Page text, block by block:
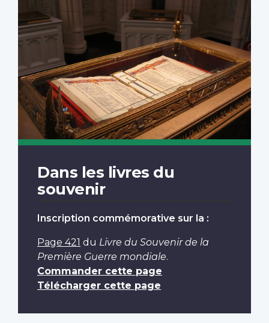
Dans les livres du
souvenir
Inscription commémorative sur la :
Page 421 du Livre du Souvenir de la
Première Guerre mondiale.
Commander cette page
Télécharger cette page